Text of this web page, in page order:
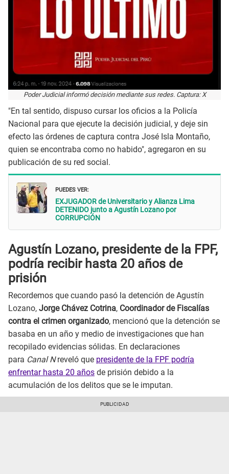
Poder Judicial informó decisión mediante sus redes. Captura: X
"En tal sentido, dispuso cursar los oficios a la Policía
Nacional para que ejecute la decisión judicial, y deje sin
efecto las órdenes de captura contra José Isla Montaño,
quien se encontraba como no habido", agregaron en su
publicación de su red social.
PUEDES VER:
EXJUGADOR de Universitario y Alianza Lima
DETENIDO junto a Agustín Lozano por
CORRUPCIÓN
Agustín Lozano, presidente de la FPF,
podría recibir hasta 20 años de
prisión
Recordemos que cuando pasó la detención de Agustín
Lozano, Jorge Chávez Cotrina, Coordinador de Fiscalías
contra el crimen organizado, mencionó que la detención se
basaba en un año y medio de investigaciones que han
recopilado evidencias sólidas. En declaraciones
para Canal Nreveló que presidente de la FPF podría
enfrentar hasta 20 años de prisión debido a la
acumulación de los delitos que se le imputan.